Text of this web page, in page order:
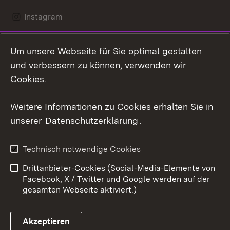
Instagram
Mastodon
Youtube
Link zum Landesportal
Kontakt
Datenschutz
Barrierefreiheit
Impressum Cookies
Um unsere Webseite für Sie optimal gestalten
und verbessern zu können, verwenden wir
Cookies.
Weitere Informationen zu Cookies erhalten Sie in
unserer Datenschutzerklärung.
Technisch notwendige Cookies
Drittanbieter-Cookies (Social-Media-Elemente von
Facebook, X / Twitter und Google werden auf der
gesamten Webseite aktiviert.)
Akzeptieren